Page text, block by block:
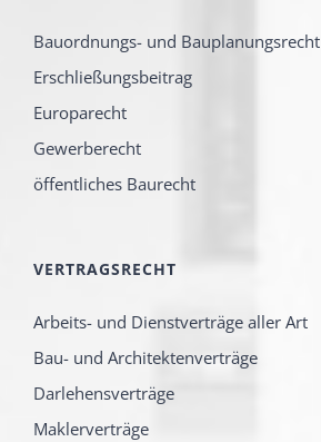
Bauordnungs- und Bauplanungsrecht
Erschließungsbeitrag
Europarecht
Gewerberecht
öffentliches Baurecht
VERTRAGSRECHT
Arbeits- und Dienstverträge aller Art
Bau- und Architektenverträge
Darlehensverträge
Maklerverträge